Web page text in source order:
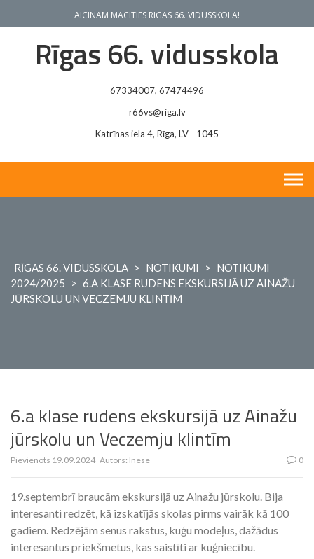
AICINĀM MĀCĪTIES RĪGAS 66. VIDUSSKOLĀ!
Rīgas 66. vidusskola
67334007, 67474496
r66vs@riga.lv
Katrīnas iela 4, Rīga, LV - 1045
RĪGAS 66. VIDUSSKOLA > NOTIKUMI > NOTIKUMI
2024/2025
> 6.A KLASE RUDENS EKSKURSIJĀ UZ AINAŽU
JŪRSKOLU UN VECZEMJU KLINTĪM
6.a klase rudens ekskursijā uz Ainažu
jūrskolu un Veczemju klintīm
Pievienots 19.09.2024 Autors: Inese 0
19.septembrī braucām ekskursijā uz Ainažu jūrskolu. Bija
interesanti redzēt, kā izskatījās skolas pirms vairāk kā 100
gadiem. Redzējām senus rakstus, kuģu modeļus, dažādus
interesantus priekšmetus, kas saistīti ar kuģniecību.